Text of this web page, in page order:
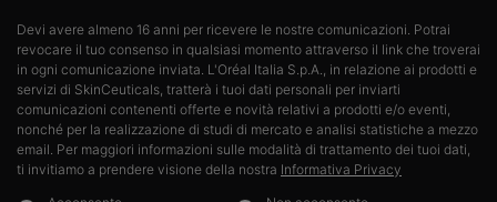
Devi avere almeno 16 anni per ricevere le nostre comunicazioni. Potrai
revocare il tuo consenso in qualsiasi momento attraverso il link che troverai
in ogni comunicazione inviata. L'Oréal Italia S.p.A., in relazione ai prodotti e
servizi di SkinCeuticals, tratterà i tuoi dati personali per inviarti
comunicazioni contenenti offerte e novità relativi a prodotti e/o eventi,
nonché per la realizzazione di studi di mercato e analisi statistiche a mezzo
email. Per maggiori informazioni sulle modalità di trattamento dei tuoi dati,
ti invitiamo a prendere visione della nostra Informativa Privacy